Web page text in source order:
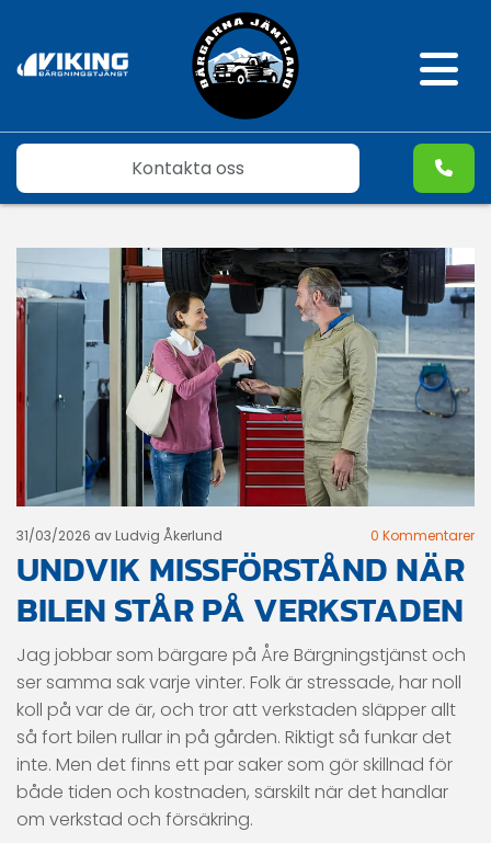
Kontakta oss
31/03/2026 av Ludvig Åkerlund 0 Kommentarer
UNDVIK MISSFÖRSTÅND NÄR
BILEN STÅR PÅ VERKSTADEN
Jag jobbar som bärgare på Åre Bärgningstjänst och
ser samma sak varje vinter. Folk är stressade, har noll
koll på var de är, och tror att verkstaden släpper allt
så fort bilen rullar in på gården. Riktigt så funkar det
inte. Men det finns ett par saker som gör skillnad för
både tiden och kostnaden, särskilt när det handlar
om verkstad och försäkring.